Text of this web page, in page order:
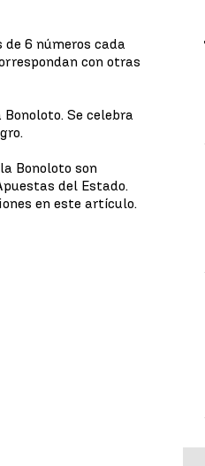
6 números cada
con otras
Se celebra
Bonoloto son
del Estado.
en este artículo.